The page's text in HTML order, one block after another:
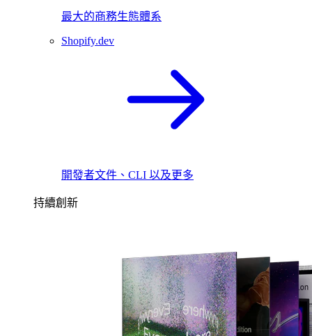
最大的商務生態體系
Shopify.dev
開發者文件、CLI 以及更多
持續創新